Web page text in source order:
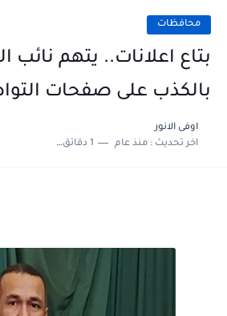
محافظات
بتاع اعلانات.. يتهم نائب
بالكذب على صفحات
اوفى الانور
اخر تحديث :منذ عام 1 دقائق للقراءة